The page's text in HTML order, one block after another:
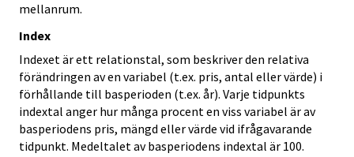
mellanrum.
Index
Indexet är ett relationstal, som beskriver den relativa
förändringen av en variabel (t.ex. pris, antal eller värde) i
förhållande till basperioden (t.ex. år). Varje tidpunkts
indextal anger hur många procent en viss variabel är av
basperiodens pris, mängd eller värde vid ifrågavarande
tidpunkt. Medeltalet av basperiodens indextal är 100.